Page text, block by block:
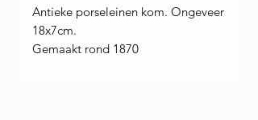
Antieke porseleinen kom. Ongeveer
18x7cm.
Gemaakt rond 1870